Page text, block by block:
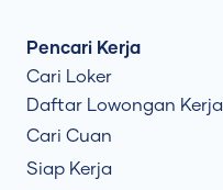
Pencari Kerja
Cari Loker
Daftar Lowongan Kerja
Cari Cuan
Siap Kerja